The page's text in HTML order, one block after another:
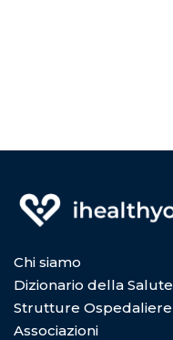
Chi siamo
Dizionario della Salute
Strutture Ospedaliere
Associazioni